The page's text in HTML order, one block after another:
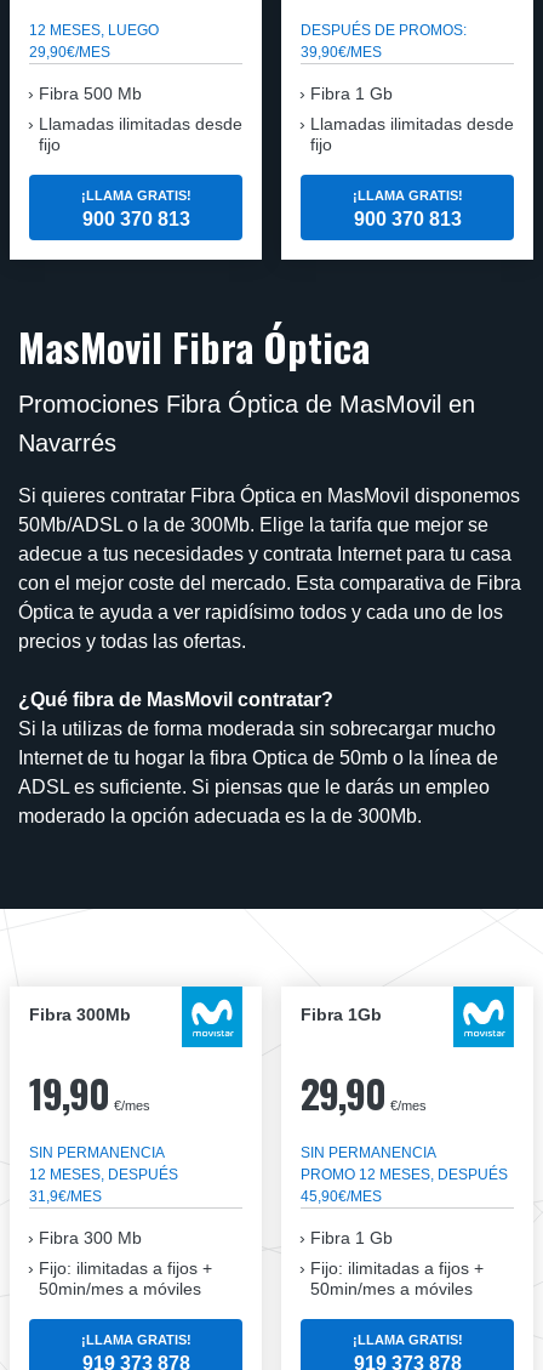
12 MESES, LUEGO
29,90€/MES
Fibra 500 Mb
Llamadas ilimitadas desde
fijo
¡LLAMA GRATIS!
900 370 813
DESPUÉS DE PROMOS:
39,90€/MES
Fibra 1 Gb
Llamadas ilimitadas desde
fijo
¡LLAMA GRATIS!
900 370 813
MasMovil Fibra Óptica
Promociones Fibra Óptica de MasMovil en
Navarrés
Si quieres contratar Fibra Óptica en MasMovil disponemos
50Mb/ADSL o la de 300Mb. Elige la tarifa que mejor se
adecue a tus necesidades y contrata Internet para tu casa
con el mejor coste del mercado. Esta comparativa de Fibra
Óptica te ayuda a ver rapidísimo todos y cada uno de los
precios y todas las ofertas.
¿Qué fibra de MasMovil contratar?
Si la utilizas de forma moderada sin sobrecargar mucho
Internet de tu hogar la fibra Optica de 50mb o la línea de
ADSL es suficiente. Si piensas que le darás un empleo
moderado la opción adecuada es la de 300Mb.
Fibra 300Mb
19,90 €/mes
SIN PERMANENCIA
12 MESES, DESPUÉS
31,9€/MES
Fibra 300 Mb
Fijo: ilimitadas a fijos +
50min/mes a móviles
¡LLAMA GRATIS!
919 373 878
Fibra 1Gb
29,90 €/mes
SIN PERMANENCIA
PROMO 12 MESES, DESPUÉS
45,90€/MES
Fibra 1 Gb
Fijo: ilimitadas a fijos +
50min/mes a móviles
¡LLAMA GRATIS!
919 373 878